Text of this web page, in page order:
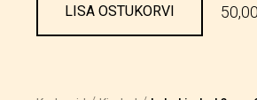
LISA OSTUKORVI